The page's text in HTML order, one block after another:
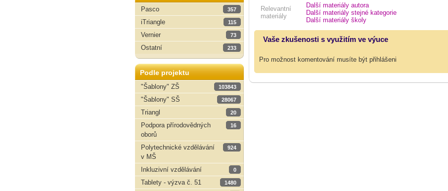
Pasco
357
iTriangle 115
Vernier 73
Ostatní 233
Podle projektu
"Šablony" ZŠ
103843
"Šablony" SŠ 28067
Triangl 20
Podpora přírodovědných
oborů
16
Polytechnické vzdělávání
v MŠ
924
Inkluzivní vzdělávání 0
Tablety - výzva č. 51 1480
Relevantní
materiály
Další materiály autora
Další materiály stejné kategorie
Další materiály školy
Vaše zkušenosti s využitím ve výuce
Pro možnost komentování musíte být přihlášeni